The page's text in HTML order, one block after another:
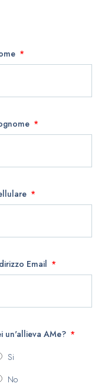
Email
un'allieva AMe?
Si
No